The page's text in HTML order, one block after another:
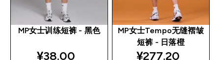
MP女士训练短裤 - 黑色
¥38.00‎
MP女士Tempo无缝褶皱
短裤 - 日落橙
¥277.20‎